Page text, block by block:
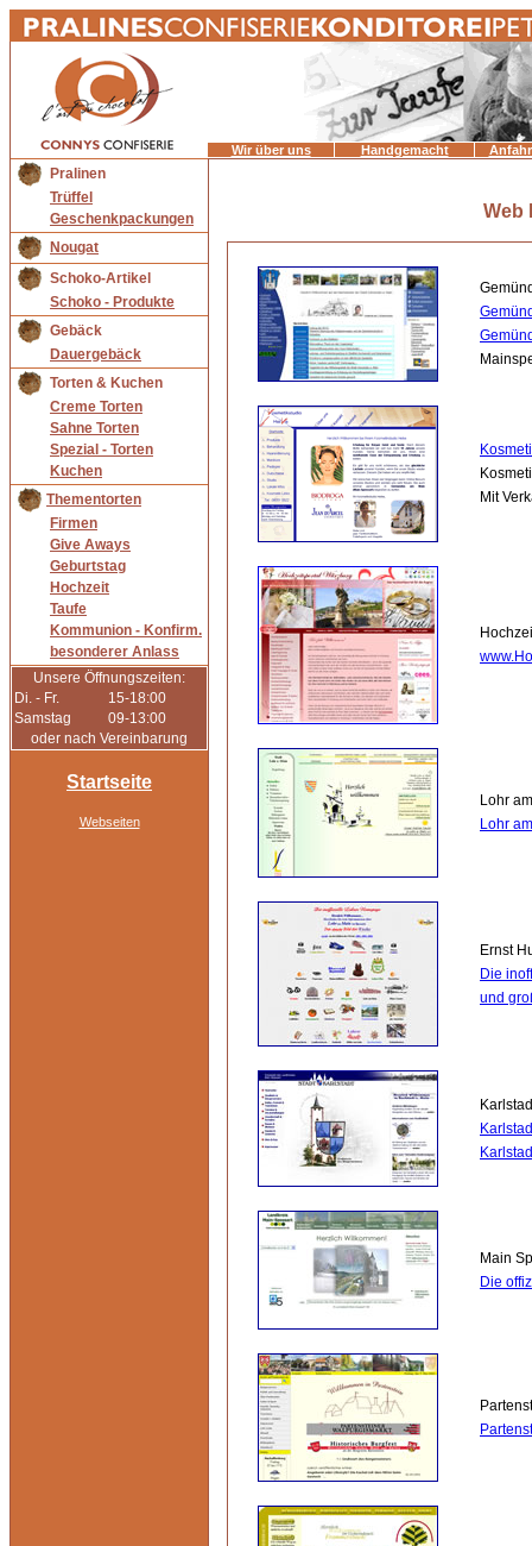
Wir über uns Handgemacht
Pralinen
Trüffel
Geschenkpackungen
Nougat
Schoko-Artikel
Schoko - Produkte
Gebäck
Dauergebäck
Torten & Kuchen
Creme Torten
Sahne Torten
Spezial - Torten
Kuchen
Thementorten
Firmen
Give Aways
Geburtstag
Hochzeit
Taufe
Kommunion - Konfirm.
besonderer Anlass
Unsere Öffnungszeiten:
Di. - Fr.
15-18:00
Samstag
09-13:00
oder nach Vereinbarung
Startseite
Webseiten
Web
Mit
Lohr
Lohr
Ernst
Die
und
Main
Die